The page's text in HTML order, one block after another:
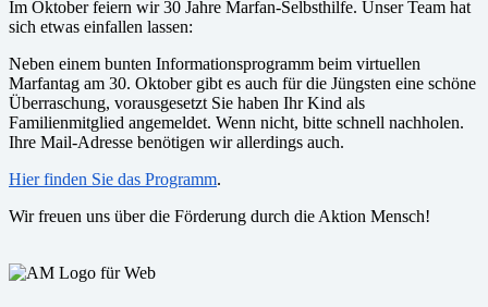
Im Oktober feiern wir 30 Jahre Marfan-Selbsthilfe. Unser Team hat
sich etwas einfallen lassen:
Neben einem bunten Informationsprogramm beim virtuellen
Marfantag am 30. Oktober gibt es auch für die Jüngsten eine schöne
Überraschung, vorausgesetzt Sie haben Ihr Kind als
Familienmitglied angemeldet. Wenn nicht, bitte schnell nachholen.
Ihre Mail-Adresse benötigen wir allerdings auch.
Hier finden Sie das Programm.
Wir freuen uns über die Förderung durch die Aktion Mensch!